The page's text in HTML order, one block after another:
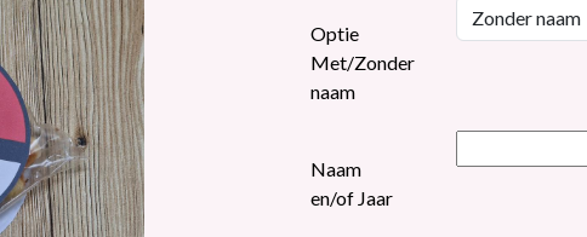
Optie
Met/Zonder
naam
Naam
en/of Jaar